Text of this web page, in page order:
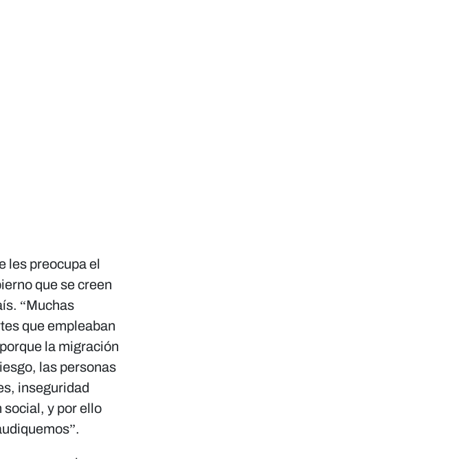
les preocupa el
que se creen
“Muchas
que empleaban
la migración
las personas
inseguridad
social, y por ello